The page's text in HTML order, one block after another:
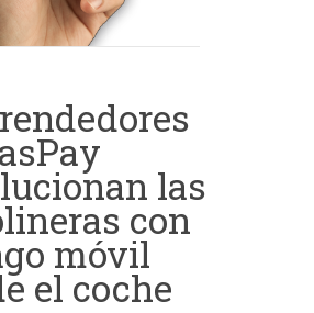
las
con
móvil
el coche